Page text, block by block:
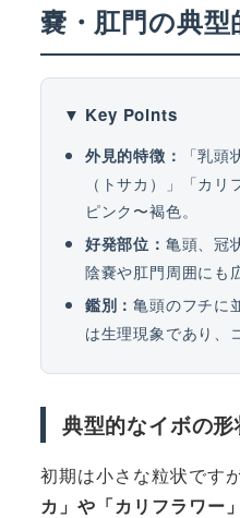
嚢・肛門の典型
▼ Key Points
外見的特徴：
「乳
（トサカ）」「カ
ピンク〜褐色。
好発部位： 亀頭、冠
陰嚢や肛門周囲にも
鑑別：亀頭のフチに
は生理現象であり、
典型的なイボの
初期は小さな粒状です
カ」や「カリフラワー